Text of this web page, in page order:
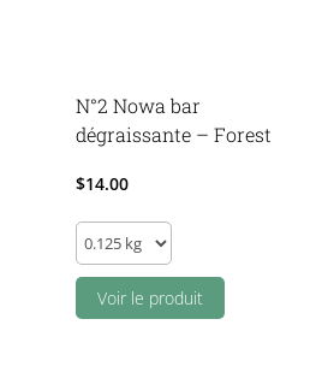
N°2 Nowa bar
dégraissante – Forest
$14.00
N°2
Nowa
barVoir le produit